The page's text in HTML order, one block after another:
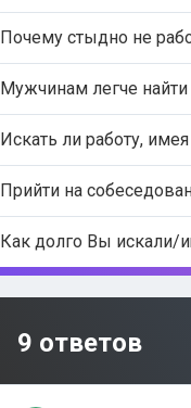
Почему стыдно не
Мужчинам легче
Искать ли работу,
Прийти на
Как долго Вы искали/
9 ответов